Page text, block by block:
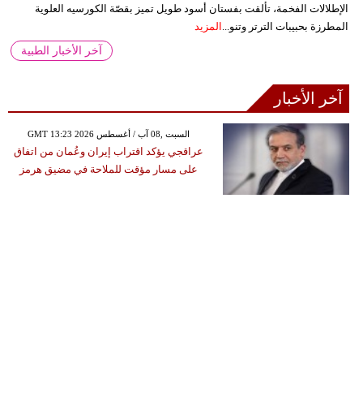
الإطلالات الفخمة، تألقت بفستان أسود طويل تميز بقصّة الكورسيه العلوية
المطرزة بحبيبات الترتر وتنو...
المزيد
آخر الأخبار الطبية
آخر الأخبار
GMT 13:23 2026 السبت ,08 آب / أغسطس
عراقجي يؤكد اقتراب إيران وعُمان من اتفاق
على مسار مؤقت للملاحة في مضيق هرمز